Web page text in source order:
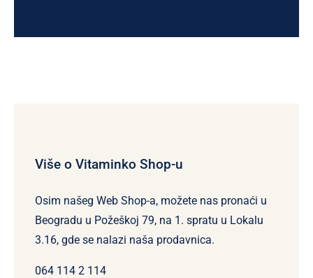
Više o Vitaminko Shop-u
Osim našeg Web Shop-a, možete nas pronaći u
Beogradu u Požeškoj 79, na 1. spratu u Lokalu
3.16, gde se nalazi naša prodavnica.
064 114 2 114